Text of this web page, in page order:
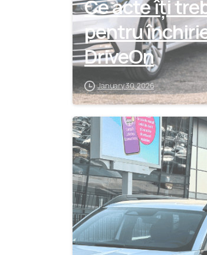
Ce acte îți
pentru
DriveOn
January 30, 2026